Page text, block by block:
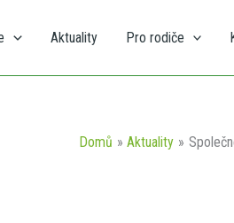
Aktuality Pro rodiče
Domů Aktuality